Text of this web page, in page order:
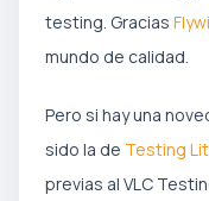
testing. Gracias
mundo de calidad.
Pero si hay una
sido la de Testing
previas al VLC